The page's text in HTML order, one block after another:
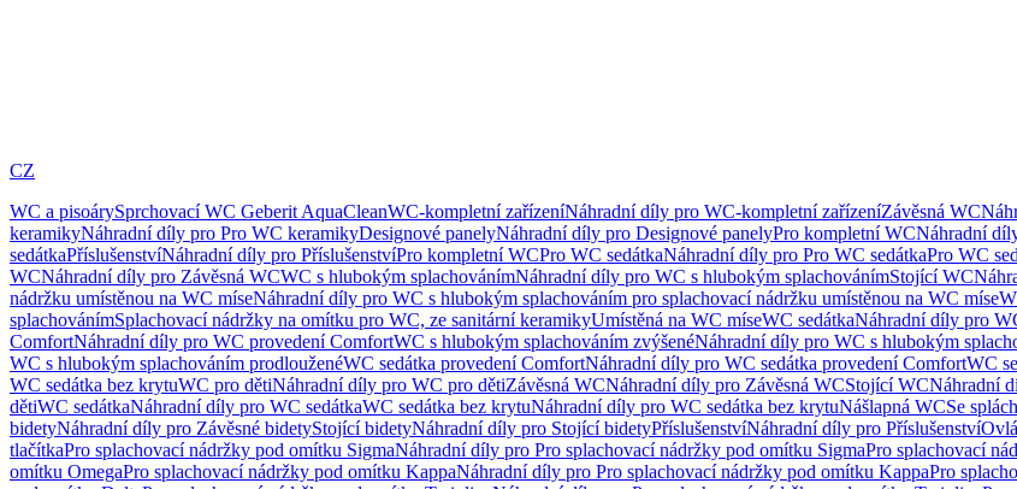
CZ
WC a pisoárySprchovací WC Geberit AquaCleanWC-kompletní zařízeníNáhradní díly pro WC-kompletní zařízeníZávěsná WC
keramikyNáhradní díly pro Pro WC keramikyDesignové panelyNáhradní díly pro Designové panelyPro kompletní WCNáhradní
sedátkaPříslušenstvíNáhradní díly pro PříslušenstvíPro kompletní WCPro WC sedátkaNáhradní díly pro Pro WC sedátkaPro WC
WCNáhradní díly pro Závěsná WCWC s hlubokým splachovánímNáhradní díly pro WC s hlubokým splachovánímStojící WC
nádržku umístěnou na WC míseNáhradní díly pro WC s hlubokým splachováním pro splachovací nádržku umístěnou na WC míse
splachovánímSplachovací nádržky na omítku pro WC, ze sanitární keramikyUmístěná na WC míseWC sedátkaNáhradní díly pro
ComfortNáhradní díly pro WC provedení ComfortWC s hlubokým splachováním zvýšenéNáhradní díly pro WC s hlubokým
WC s hlubokým splachováním prodlouženéWC sedátka provedení ComfortNáhradní díly pro WC sedátka provedení ComfortWC
WC sedátka bez krytuWC pro dětiNáhradní díly pro WC pro dětiZávěsná WCNáhradní díly pro Závěsná WCStojící WCNáhradní
dětiWC sedátkaNáhradní díly pro WC sedátkaWC sedátka bez krytuNáhradní díly pro WC sedátka bez krytuNášlapná WCSe
bidetyNáhradní díly pro Závěsné bidetyStojící bidetyNáhradní díly pro Stojící bidetyPříslušenstvíNáhradní díly pro Příslušenství
tlačítkaPro splachovací nádržky pod omítku SigmaNáhradní díly pro Pro splachovací nádržky pod omítku SigmaPro splachovací
omítku OmegaPro splachovací nádržky pod omítku KappaNáhradní díly pro Pro splachovací nádržky pod omítku KappaPro